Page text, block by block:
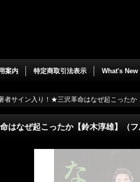
案内 特定商取引法表示 What's New
者サイン入り！★三沢革命はなぜ起こったか
なぜ起こったか【鈴木淳雄】（フ